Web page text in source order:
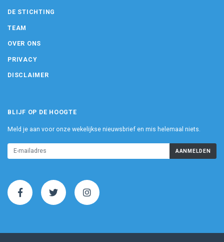
DE STICHTING
TEAM
OVER ONS
PRIVACY
DISCLAIMER
BLIJF OP DE HOOGTE
Meld je aan voor onze wekelijkse nieuwsbrief en mis helemaal niets.
AANMELDEN